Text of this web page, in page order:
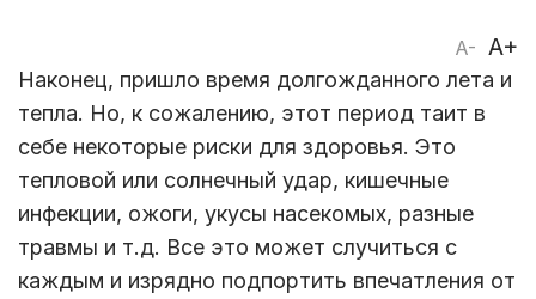
A- A+
Наконец, пришло время долгожданного лета и
тепла. Но, к сожалению, этот период таит в
себе некоторые риски для здоровья. Это
тепловой или солнечный удар, кишечные
инфекции, ожоги, укусы насекомых, разные
травмы и т.д. Все это может случиться с
каждым и изрядно подпортить впечатления от